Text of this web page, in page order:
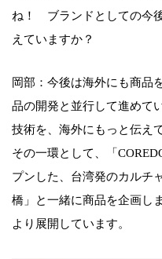
ね！ ブランドとしての今
えていますか？
岡部：今後は海外にも商品
品の開発と並行して進めて
技術を、海外にもっと伝え
その一環として、「
プンした、台湾発のカルチ
橋」と一緒に商品を企画し
より展開しています。